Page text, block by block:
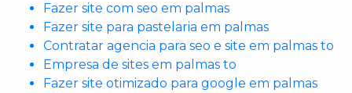
Fazer site com seo em palmas
Fazer site para pastelaria em palmas
Contratar agencia para seo e site em palmas to
Empresa de sites em palmas to
Fazer site otimizado para google em palmas